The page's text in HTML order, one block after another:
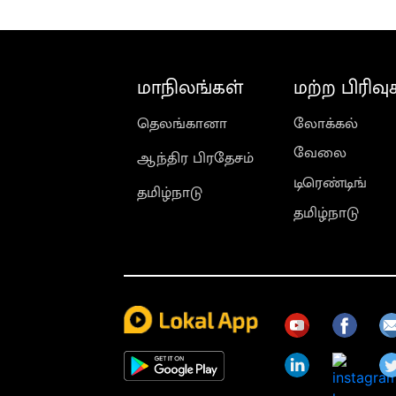
மாநிலங்கள்
தெலங்கானா
ஆந்திர பிரதேசம்
தமிழ்நாடு
மற்ற
லோக்கல்
வேலை
டிரெண்டிங்
தமிழ்நாடு